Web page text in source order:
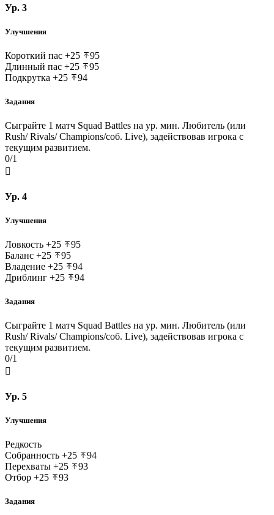
Ур. 3
Улучшения
Короткий пас +25
95
Длинный пас +25
95
Подкрутка +25 94
Задания
Сыграйте 1 матч Squad Battles на ур. мин. Любитель (или
Rush/ Rivals/ Champions/соб. Live), задействовав игрока с
текущим развитием.
0/1

Ур. 4
Улучшения
Ловкость +25
95
Баланс +25
95
Владение +25
94
Дриблинг +25 94
Задания
Сыграйте 1 матч Squad Battles на ур. мин. Любитель (или
Rush/ Rivals/ Champions/соб. Live), задействовав игрока с
текущим развитием.
0/1

Ур. 5
Улучшения
Редкость
Собранность +25
94
Перехваты +25
93
Отбор +25 93
Задания